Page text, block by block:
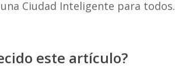
Ciudad Inteligente para todos.
este artículo?